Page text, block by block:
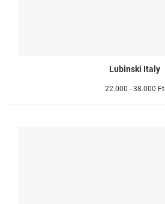
Lubinski Italy
22.000 - 38.000 Ft